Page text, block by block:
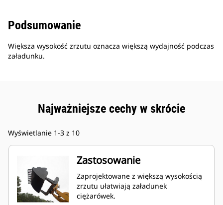
Podsumowanie
Większa wysokość zrzutu oznacza większą wydajność podczas
załadunku.
Najważniejsze cechy w skrócie
Wyświetlanie 1-3 z 10
Zastosowanie
Zaprojektowane z większą wysokością
zrzutu ułatwiają załadunek
ciężarówek.